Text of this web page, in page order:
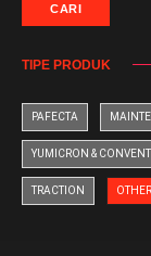
CARI
TIPE PRODUK
PAFECTA
YUMICRON &
TRACTION